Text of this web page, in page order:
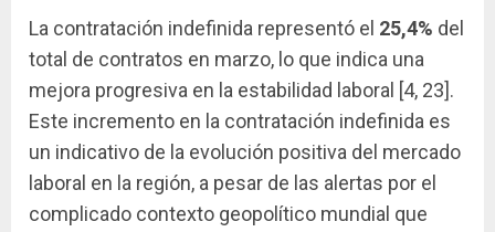
La contratación indefinida representó el 25,4% del
total de contratos en marzo, lo que indica una
mejora progresiva en la estabilidad laboral [4, 23].
Este incremento en la contratación indefinida es
un indicativo de la evolución positiva del mercado
laboral en la región, a pesar de las alertas por el
complicado contexto geopolítico mundial que